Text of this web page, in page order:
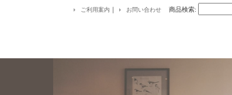
ご利用案内 ｜ お問い合わせ 商品検索: